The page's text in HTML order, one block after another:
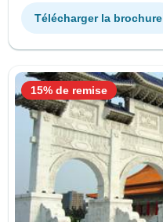
Télécharger la brochure
15% de remise